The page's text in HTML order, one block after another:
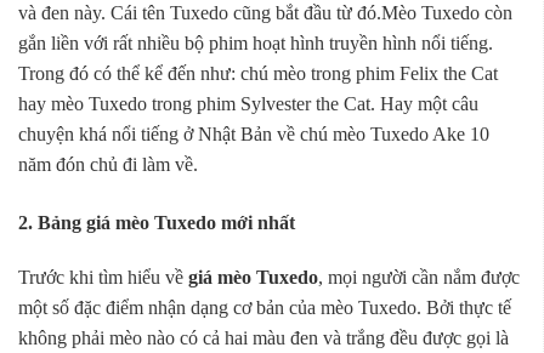
và đen này. Cái tên Tuxedo cũng bắt đầu từ đó.Mèo Tuxedo còn
gắn liền với rất nhiều bộ phim hoạt hình truyền hình nổi tiếng.
Trong đó có thể kể đến như: chú mèo trong phim Felix the Cat
hay mèo Tuxedo trong phim Sylvester the Cat. Hay một câu
chuyện khá nổi tiếng ở Nhật Bản về chú mèo Tuxedo Ake 10
năm đón chủ đi làm về.
2. Bảng giá mèo Tuxedo mới nhất
Trước khi tìm hiểu về giá mèo Tuxedo, mọi người cần nắm được
một số đặc điểm nhận dạng cơ bản của mèo Tuxedo. Bởi thực tế
không phải mèo nào có cả hai màu đen và trắng đều được gọi là